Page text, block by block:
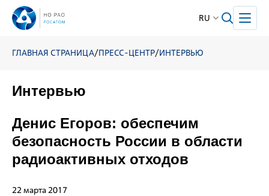
RU
ГЛАВНАЯ СТРАНИЦА/ПРЕСС-ЦЕНТР/ИНТЕРВЬЮ
Интервью
Денис Егоров: обеспечим
безопасность России в области
радиоактивных отходов
22 марта 2017